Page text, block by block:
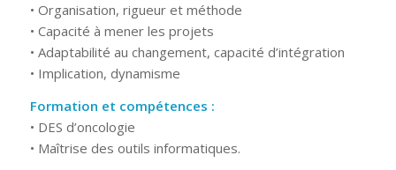
• Organisation, rigueur et méthode
• Capacité à mener les projets
• Adaptabilité au changement, capacité d’intégration
• Implication, dynamisme
Formation et compétences :
• DES d’oncologie
• Maîtrise des outils informatiques.